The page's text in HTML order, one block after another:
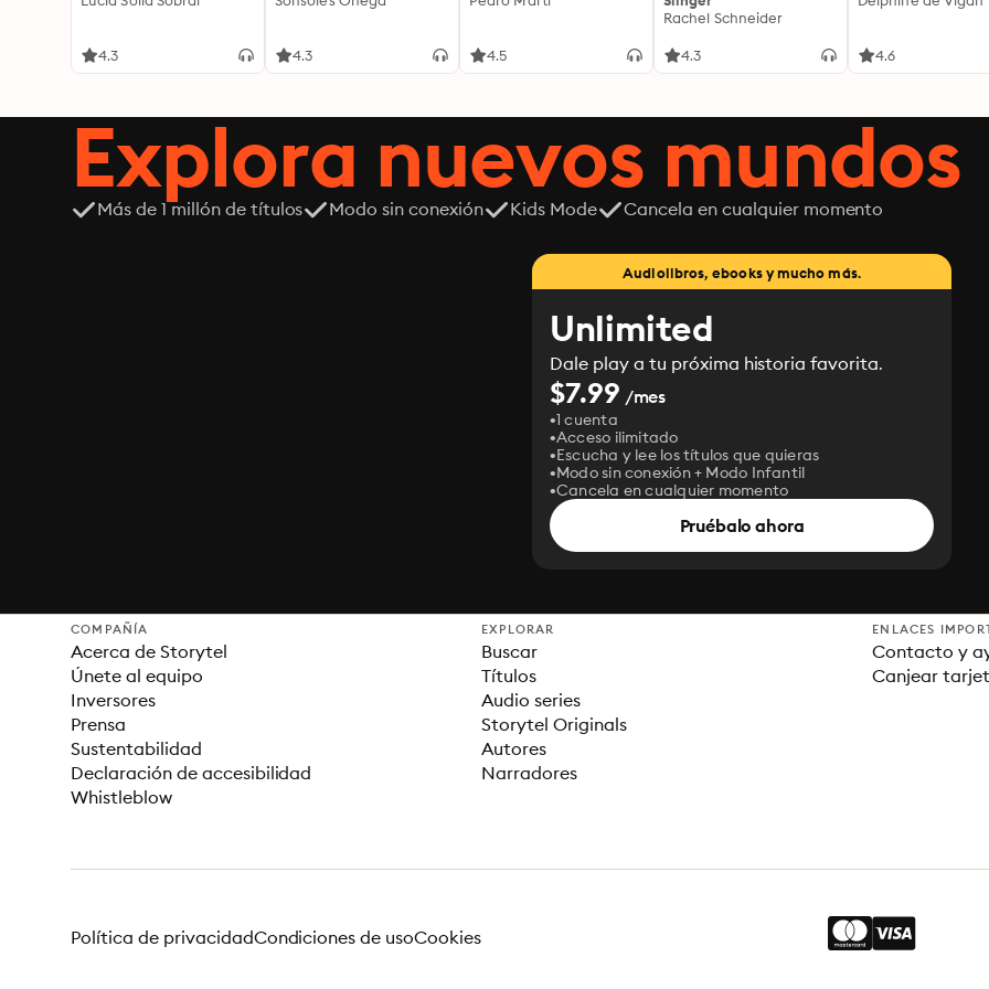
4.3 4.3 4.5
Rachel Schneider
4.3 4.6
Explora nuevos mundos
Más de 1 millón de títulos Modo sin conexión Kids Mode Cancela en cualquier momento
Audiolibros, ebooks y mucho más.
Unlimited
Dale play a tu próxima historia favorita.
$7.99 /mes
1 cuenta
Acceso ilimitado
Escucha y lee los títulos que quieras
Modo sin conexión + Modo Infantil
Cancela en cualquier momento
Pruébalo ahora
COMPAÑÍA
Acerca de Storytel
Únete al equipo
Inversores
Prensa
Sustentabilidad
Declaración de accesibilidad
Whistleblow
EXPLORAR
Buscar
Títulos
Audio series
Storytel Originals
Autores
Narradores
ENLACES
Contacto y
Canjear
Política de privacidadCondiciones de usoCookies